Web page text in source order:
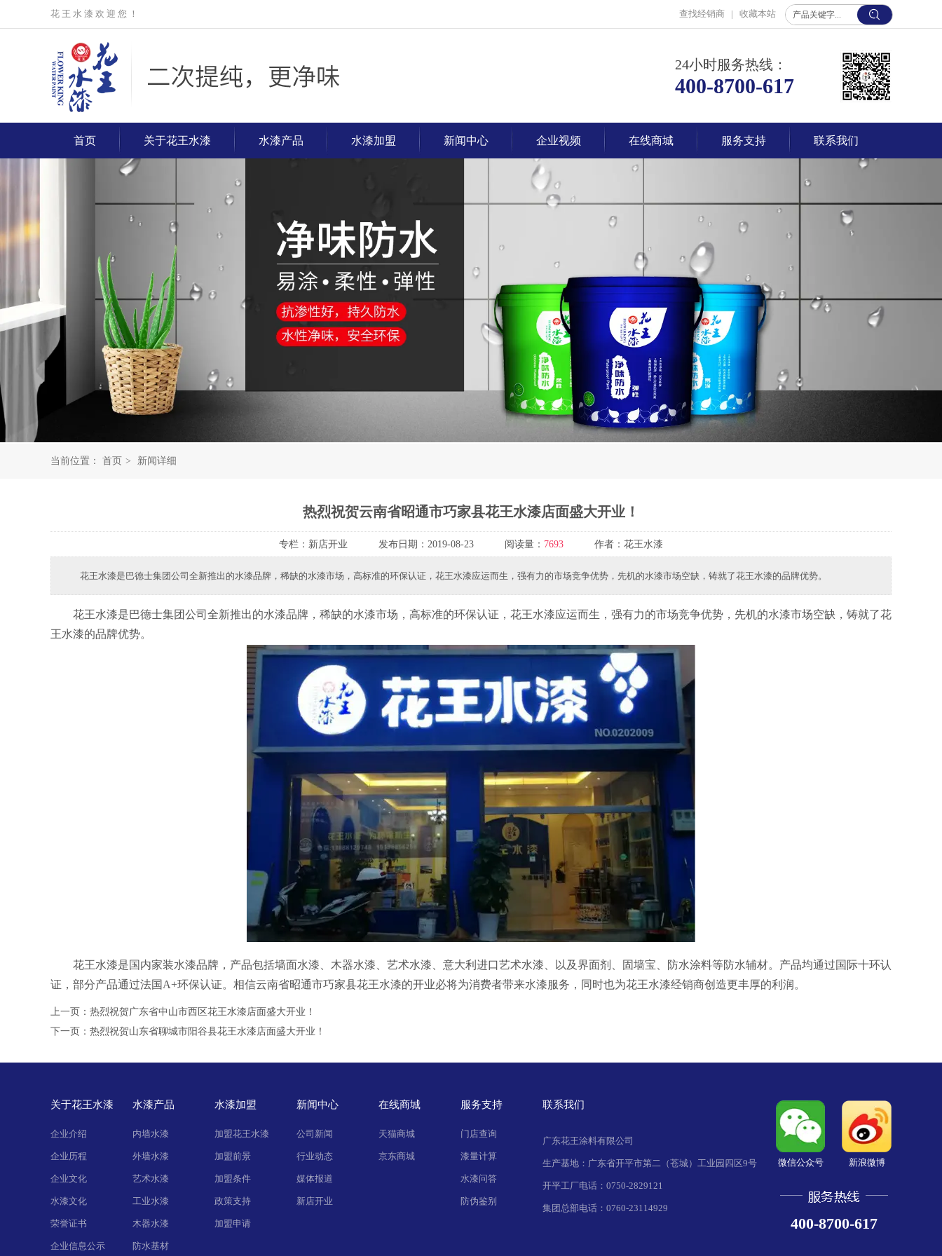
24小时服务热线：
400-8700-617
花 王 水 漆 欢 迎 您 ！ 查找经销商 | 收藏本站
首页 关于花王水漆 水漆产品 水漆加盟 新闻中心 企业视频 在线商城 服务支持 联系我们
当前位置： 首页 > 新闻详细
热烈祝贺云南省昭通市巧家县花王水漆店面盛大开业！
专栏： 新店开业 发布日期： 2019-08-23 阅读量： 7693 作者： 花王水漆
花王水漆是巴德士集团公司全新推出的水漆品牌，稀缺的水漆市场，高标准的环保认证，花王水漆应运而生，强有力的市场竞争优势，先机的水漆市场空缺，铸就了花王水漆的品牌优势。
花王水漆是巴德士集团公司全新推出的水漆品牌，稀缺的水漆市场，高标准的环保认证，花王水漆应运而生，强有力的市场竞争优势，先机的水漆市场空缺，铸就了花
王水漆的品牌优势。
花王水漆是国内家装水漆品牌，产品包括墙面水漆、木器水漆、艺术水漆、意大利进口艺术水漆、以及界面剂、固墙宝、防水涂料等防水辅材。产品均通过国际十环认
证，部分产品通过法国A+环保认证。相信云南省昭通市巧家县花王水漆的开业必将为消费者带来水漆服务，同时也为花王水漆经销商创造更丰厚的利润。
上一页： 热烈祝贺广东省中山市西区花王水漆店面盛大开业！
下一页： 热烈祝贺山东省聊城市阳谷县花王水漆店面盛大开业！
广东花王涂料有限公司
生产基地：广东省开平市第二（苍城）工业园四区9号
开平工厂电话：0750-2829121
集团总部电话：0760-23114929
400-8700-617
微信公众号 新浪微博
关于花王水漆
企业介绍
企业历程
企业文化
水漆文化
荣誉证书
企业信息公示
水漆产品
内墙水漆
外墙水漆
艺术水漆
工业水漆
木器水漆
防水基材
水漆加盟
加盟花王水漆
加盟前景
加盟条件
政策支持
加盟申请
新闻中心
公司新闻
行业动态
媒体报道
新店开业
在线商城
天猫商城
京东商城
服务支持
门店查询
漆量计算
水漆问答
防伪鉴别
联系我们